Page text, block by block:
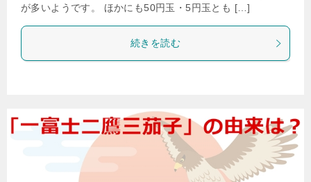
が多いようです。 ほかにも50円玉・5円玉とも […]
続きを読む